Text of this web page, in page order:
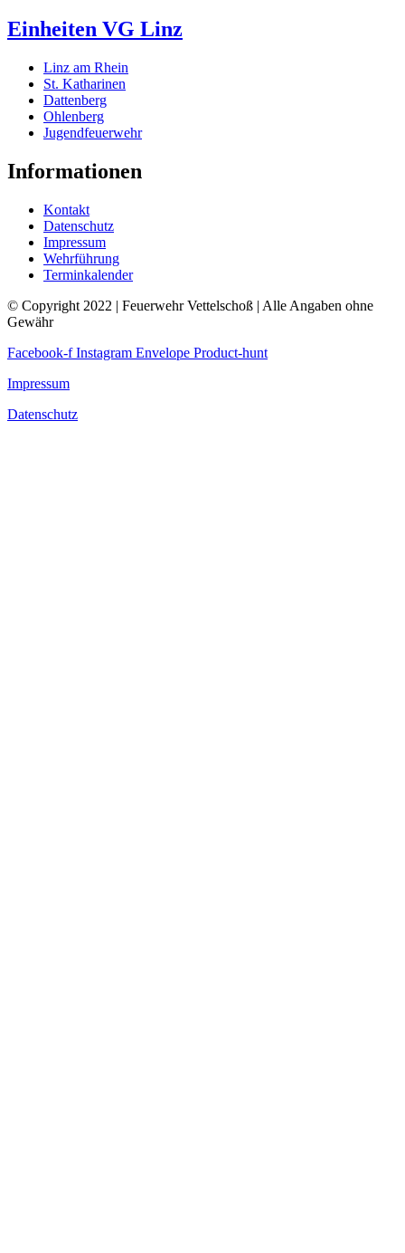
Einheiten VG Linz
Linz am Rhein
St. Katharinen
Dattenberg
Ohlenberg
Jugendfeuerwehr
Informationen
Kontakt
Datenschutz
Impressum
Wehrführung
Terminkalender
© Copyright 2022 | Feuerwehr Vettelschoß | Alle Angaben ohne
Gewähr
Facebook-f Instagram Envelope Product-hunt
Impressum
Datenschutz